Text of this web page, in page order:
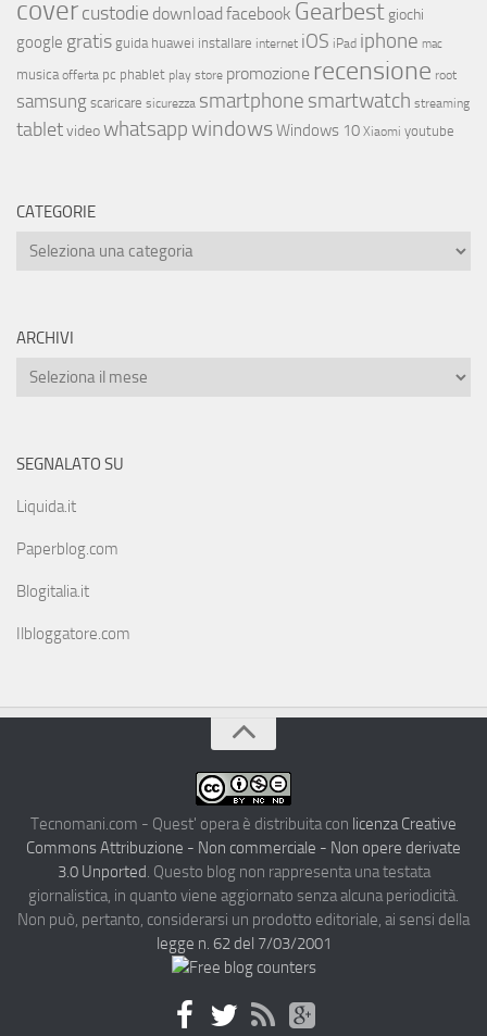
covercustodie download facebook Gearbest giochi
google gratis guida huawei installare internet iOS iPad iphone mac
musica offerta pc phablet play store promozione recensione root
samsungscaricare sicurezza smartphone smartwatch streaming
tabletvideowhatsappwindowsWindows 10 Xiaomi youtube
CATEGORIE
ARCHIVI
SEGNALATO SU
Liquida.it
Paperblog.com
Blogitalia.it
Ilbloggatore.com
Tecnomani.com - Quest' opera è distribuita con licenza Creative
Commons Attribuzione - Non commerciale - Non opere derivate
3.0 Unported. Questo blog non rappresenta una testata
giornalistica, in quanto viene aggiornato senza alcuna periodicità.
Non può, pertanto, considerarsi un prodotto editoriale, ai sensi della
legge n. 62 del 7/03/2001